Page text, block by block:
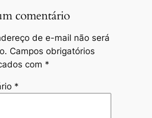
comentário
de e-mail não será
Campos obrigatórios
com *
*